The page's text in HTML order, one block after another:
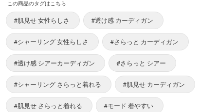
この商品のタグはこちら
#肌見せ 女性らしさ #透け感 カーディガン
#シャーリング 女性らしさ #さらっと カーディガン
#透け感 シアーカーディガン #さらっと シアー
#シャーリング さらっと着れる #肌見せ カーディガン
#肌見せ さらっと着れる #モード 着やすい